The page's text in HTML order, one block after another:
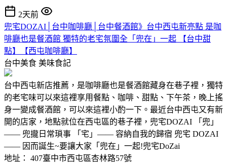
2天前
兜宅DOZAI│台中咖啡廳│台中餐酒館》台中西屯新亮點 是咖
啡廳也是餐酒館 獨特的老宅氛圍全「兜在」一起 【台中甜
點】【西屯咖啡廳】
台中美食 美味食記
台中西屯新店推薦，是咖啡廳也是餐酒館藏身在巷子裡，獨特
的老宅味可以來這裡享用餐點、咖啡、甜點、下午茶，晚上搖
身一變成餐酒館，可以來這裡小酌一下。最近台中西屯又有新
開的店家，地點就位在西屯區的巷子裡，兜宅DOZAI 「兜」
—— 兜攏日常瑣事 「宅」—— 容納自我的歸宿 ​​兜宅 DOZAI
—— 因而誕生~要讓大家「兜在」一起!兜宅DoZai
地址： 407臺中市西屯區杏林路57號